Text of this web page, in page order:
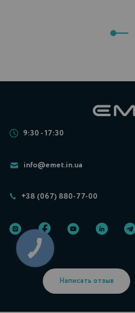
9:30 - 17:30
info@emet.in.ua
+38 (067) 880-77-00
Написать отзыв